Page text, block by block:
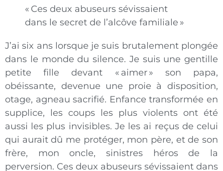
« Ces deux abuseurs sévissaient
dans le secret de l’alcôve familiale »
J’ai six ans lorsque je suis brutalement plongée
dans le monde du silence. Je suis une gentille
petite fille devant « aimer » son papa,
obéissante, devenue une proie à disposition,
otage, agneau sacrifié. Enfance transformée en
supplice, les coups les plus violents ont été
aussi les plus invisibles. Je les ai reçus de celui
qui aurait dû me protéger, mon père, et de son
frère, mon oncle, sinistres héros de la
perversion. Ces deux abuseurs sévissaient dans